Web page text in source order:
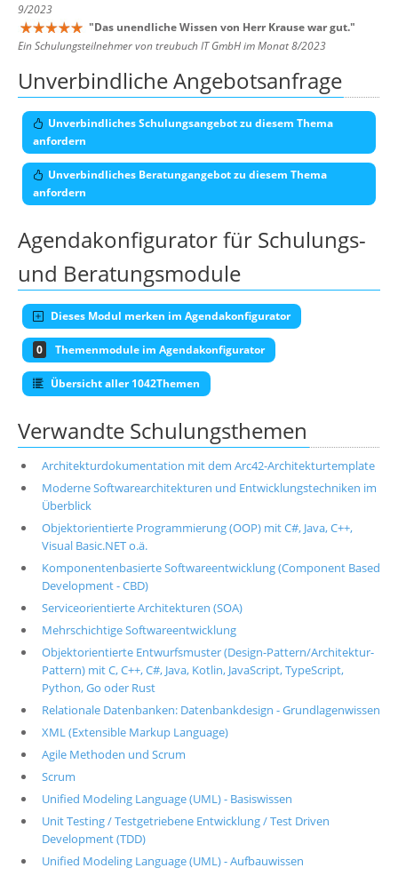
9/2023
"Das unendliche Wissen von Herr Krause war gut."
Ein Schulungsteilnehmer von treubuch IT GmbH im Monat 8/2023
Unverbindliche Angebotsanfrage
Unverbindliches Schulungsangebot zu diesem Thema
anfordern
Unverbindliches Beratungangebot zu diesem Thema
anfordern
Agendakonfigurator für Schulungs-
und Beratungsmodule
Dieses Modul merken im Agendakonfigurator
0 Themenmodule im Agendakonfigurator
Übersicht aller 1042Themen
Verwandte Schulungsthemen
Architekturdokumentation mit dem Arc42-Architekturtemplate
Moderne Softwarearchitekturen und Entwicklungstechniken im
Überblick
Objektorientierte Programmierung (OOP) mit C#, Java, C++,
Visual Basic.NET o.ä.
Komponentenbasierte Softwareentwicklung (Component Based
Development - CBD)
Serviceorientierte Architekturen (SOA)
Mehrschichtige Softwareentwicklung
Objektorientierte Entwurfsmuster (Design-Pattern/Architektur-
Pattern) mit C, C++, C#, Java, Kotlin, JavaScript, TypeScript,
Python, Go oder Rust
Relationale Datenbanken: Datenbankdesign - Grundlagenwissen
XML (Extensible Markup Language)
Agile Methoden und Scrum
Scrum
Unified Modeling Language (UML) - Basiswissen
Unit Testing / Testgetriebene Entwicklung / Test Driven
Development (TDD)
Unified Modeling Language (UML) - Aufbauwissen